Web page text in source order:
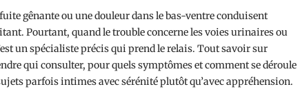
gênante ou une douleur dans le bas-ventre conduisent
Pourtant, quand le trouble concerne les voies urinaires ou
un spécialiste précis qui prend le relais. Tout savoir sur
qui consulter, pour quels symptômes et comment se déroule
parfois intimes avec sérénité plutôt qu’avec appréhension.